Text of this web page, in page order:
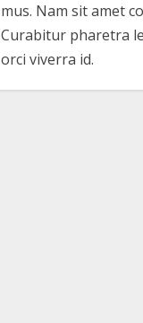
mus. Nam sit amet
Curabitur pharetra
orci viverra id.